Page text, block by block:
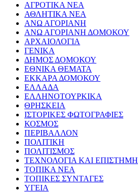
ΑΓΡΟΤΙΚΑ ΝΕΑ
ΑΘΛΗΤΙΚΑ ΝΕΑ
ΑΝΩ ΑΓΟΡΙΑΝΗ
ΑΝΩ ΑΓΟΡΙΑΝΗ ΔΟΜΟΚΟΥ
ΑΡΧΑΙΟΛΟΓΙΑ
ΓΕΝΙΚΑ
ΔΗΜΟΣ ΔΟΜΟΚΟΥ
ΕΘΝΙΚΑ ΘΕΜΑΤΑ
ΕΚΚΑΡΑ ΔΟΜΟΚΟΥ
ΕΛΛΑΔΑ
ΕΛΛΗΝΟΤΟΥΡΚΙΚΑ
ΘΡΗΣΚΕΙΑ
ΙΣΤΟΡΙΚΕΣ ΦΩΤΟΓΡΑΦΙΕΣ
ΚΟΣΜΟΣ
ΠΕΡΙΒΑΛΛΟΝ
ΠΟΛΙΤΙΚΗ
ΠΟΛΙΤΙΣΜΟΣ
ΤΕΧΝΟΛΟΓΙΑ ΚΑΙ ΕΠΙΣΤΗΜΗ
ΤΟΠΙΚΑ ΝΕΑ
ΤΟΠΙΚΕΣ ΣΥΝΤΑΓΕΣ
ΥΓΕΙΑ